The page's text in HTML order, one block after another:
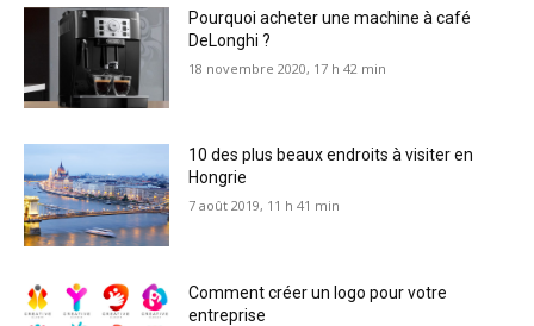
Pourquoi acheter une machine à café
DeLonghi ?
18 novembre 2020, 17 h 42 min
10 des plus beaux endroits à visiter en
Hongrie
7 août 2019, 11 h 41 min
Comment créer un logo pour votre
entreprise